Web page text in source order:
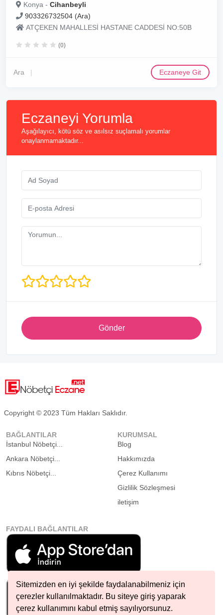
Sitemizden en iyi şekilde faydalanabilmeniz için
çerezler kullanılmaktadır. Bu siteye giriş yaparak
çerez kullanımını kabul etmiş sayılıyorsunuz.
Konya - Cihanbeyli
903326732504 (Ara)
ATÇEKEN MAHALLESİ HASTANE CADDESİ NO:50B
(0)
Ara Eczaneye Git
Eczaneyi Yorumla
Aşağılayıcı, kötü söz ve asılsız suçlamalı yorumlar
onaylanmamaktadır...
Gönder
Copyright © 2023 Tüm Hakları Saklıdır.
BAĞLANTILAR
İstanbul Nöbetçi...
Ankara Nöbetçi...
Kıbrıs Nöbetçi...
KURUMSAL
Blog
Hakkımızda
Çerez Kullanımı
Gizlilik Sözleşmesi
iletişim
FAYDALI BAĞLANTILAR